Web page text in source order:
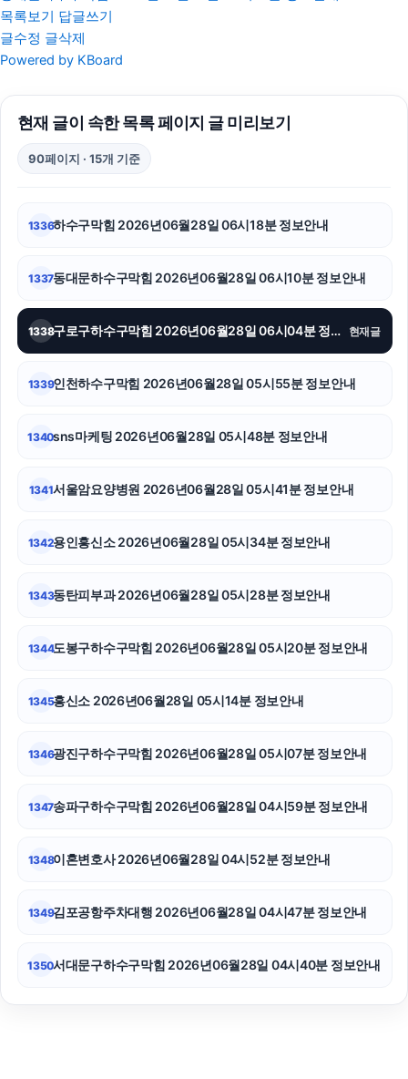
동작하수구막힘
수원법무법인
신용카드현금화
창원이혼전문변호사
도봉구하수구막힘
강남하수구막힘
상간소송
목록보기 답글쓰기
글수정 글삭제
Powered by KBoard
현재 글이 속한 목록 페이지 글 미리보기
90페이지 · 15개 기준
1336하수구막힘 2026년06월28일 06시18분 정보안내
1337동대문하수구막힘 2026년06월28일 06시10분 정보안내
1338 구로구하수구막힘 2026년06월28일 06시04분 정보안내 현재글
1339인천하수구막힘 2026년06월28일 05시55분 정보안내
1340sns마케팅 2026년06월28일 05시48분 정보안내
1341서울암요양병원 2026년06월28일 05시41분 정보안내
1342용인흥신소 2026년06월28일 05시34분 정보안내
1343동탄피부과 2026년06월28일 05시28분 정보안내
1344도봉구하수구막힘 2026년06월28일 05시20분 정보안내
1345흥신소 2026년06월28일 05시14분 정보안내
1346광진구하수구막힘 2026년06월28일 05시07분 정보안내
1347송파구하수구막힘 2026년06월28일 04시59분 정보안내
1348이혼변호사 2026년06월28일 04시52분 정보안내
1349김포공항주차대행 2026년06월28일 04시47분 정보안내
1350서대문구하수구막힘 2026년06월28일 04시40분 정보안내